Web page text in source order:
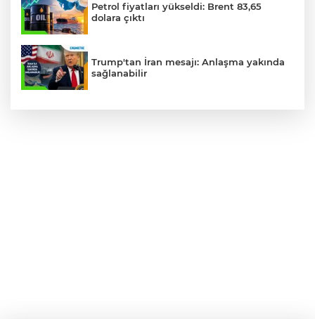
Petrol fiyatları yükseldi: Brent 83,65
dolara çıktı
Trump'tan İran mesajı: Anlaşma yakında
sağlanabilir